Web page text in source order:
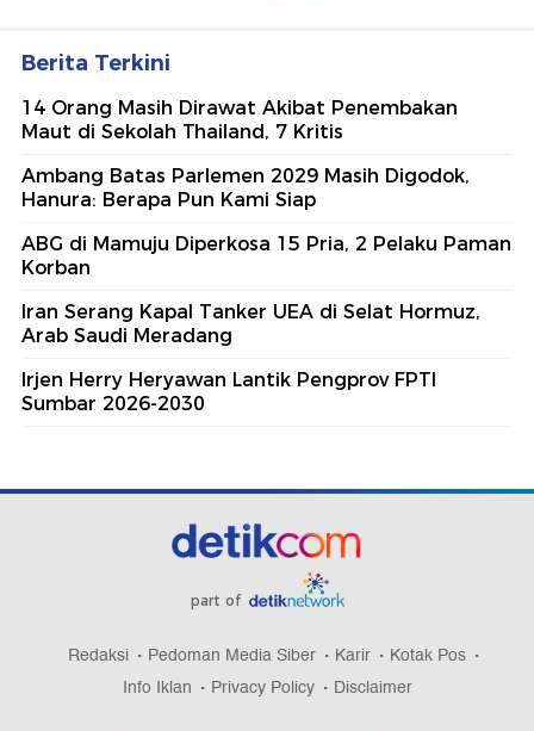
Berita Terkini
14 Orang Masih Dirawat Akibat Penembakan
Maut di Sekolah Thailand, 7 Kritis
Ambang Batas Parlemen 2029 Masih Digodok,
Hanura: Berapa Pun Kami Siap
ABG di Mamuju Diperkosa 15 Pria, 2 Pelaku Paman
Korban
Iran Serang Kapal Tanker UEA di Selat Hormuz,
Arab Saudi Meradang
Irjen Herry Heryawan Lantik Pengprov FPTI
Sumbar 2026-2030
part of
Redaksi Pedoman Media Siber Karir
Kotak Pos
Info Iklan
Privacy Policy Disclaimer